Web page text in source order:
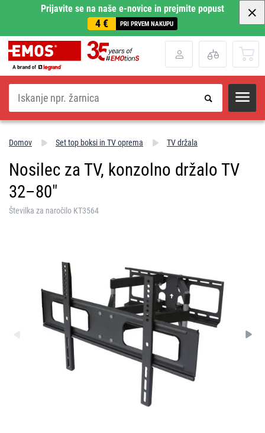
Prijavite se na naše e-novice in prejmite popust
4 € PRI PRVEM NAKUPU
Iskanje
Domov Set top boksi in TV oprema TV držala
Nosilec za TV, konzolno držalo TV
32–80"
Številka za naročilo KT3564